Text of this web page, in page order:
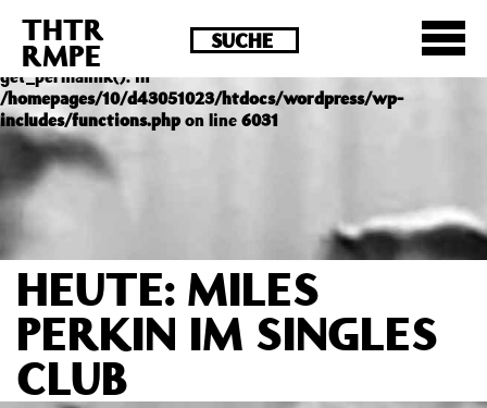
Deprecated : Die Funktion post_permalink ist seit
Version 4.4.0 veraltet! Verwende stattdessen
get_permalink(). in
/homepages/10/d43051023/htdocs/wordpress/wp-
includes/functions.phpon line 6031
THTR
RMPE
HEUTE: MILES
PERKIN IM SINGLES
CLUB